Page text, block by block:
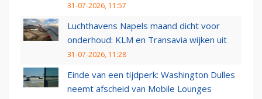
31-07-2026, 11:57
Luchthavens Napels maand dicht voor
onderhoud: KLM en Transavia wijken uit
31-07-2026, 11:28
Einde van een tijdperk: Washington Dulles
neemt afscheid van Mobile Lounges